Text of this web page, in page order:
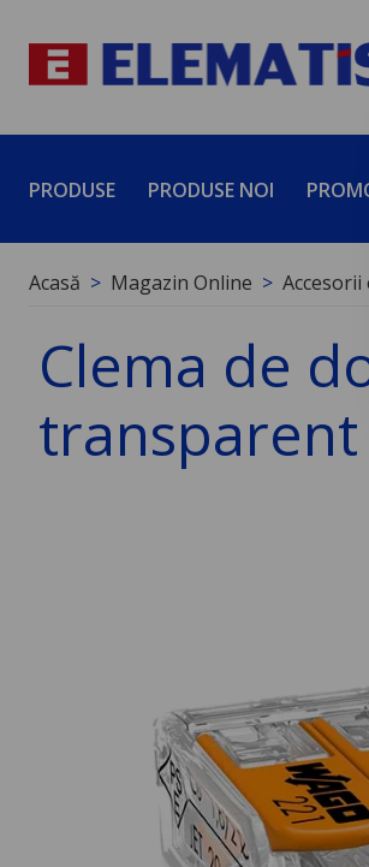
PRODUSE PRODUSE NOI
Acasă Magazin Online Accesorii
Clema de
transparent